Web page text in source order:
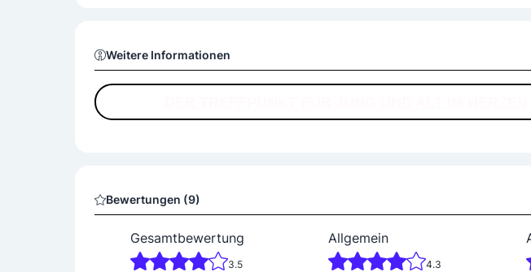
Weitere Informationen
Bewertungen (9)
Gesamtbewertung
3.5
Allgemein
4.3